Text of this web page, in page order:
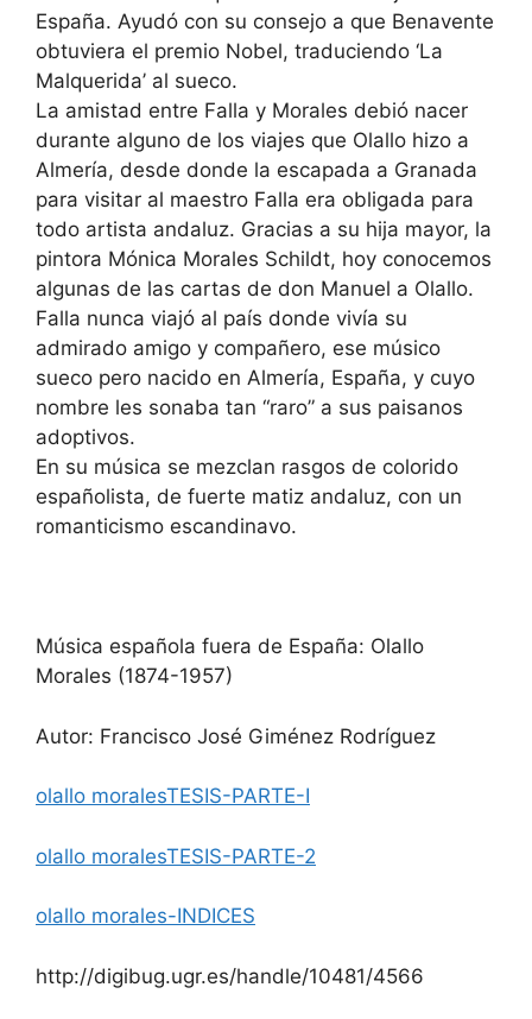
España. Ayudó con su consejo a que Benavente
obtuviera el premio Nobel, traduciendo ‘La
Malquerida’ al sueco.
La amistad entre Falla y Morales debió nacer
durante alguno de los viajes que Olallo hizo a
Almería, desde donde la escapada a Granada
para visitar al maestro Falla era obligada para
todo artista andaluz. Gracias a su hija mayor, la
pintora Mónica Morales Schildt, hoy conocemos
algunas de las cartas de don Manuel a Olallo.
Falla nunca viajó al país donde vivía su
admirado amigo y compañero, ese músico
sueco pero nacido en Almería, España, y cuyo
nombre les sonaba tan “raro” a sus paisanos
adoptivos.
En su música se mezclan rasgos de colorido
españolista, de fuerte matiz andaluz, con un
romanticismo escandinavo.
Música española fuera de España: Olallo
Morales (1874-1957)
Autor: Francisco José Giménez Rodríguez
olallo moralesTESIS-PARTE-I
olallo moralesTESIS-PARTE-2
olallo morales-INDICES
http://digibug.ugr.es/handle/10481/4566